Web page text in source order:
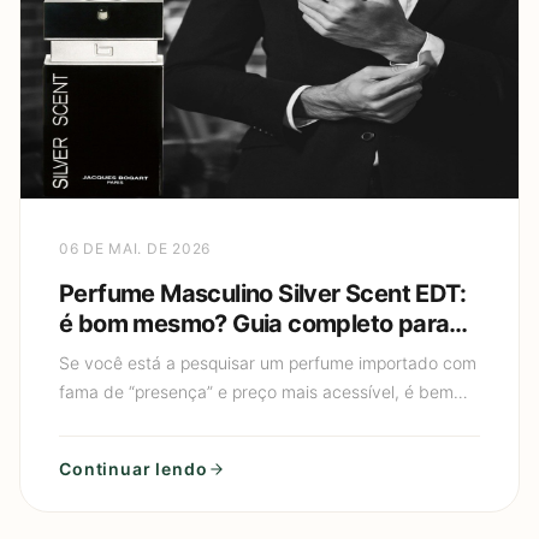
06 DE MAI. DE 2026
Perfume Masculino Silver Scent EDT:
é bom mesmo? Guia completo para
escolher e usar sem exagerar
Se você está a pesquisar um perfume importado com
fama de “presença” e preço mais acessível, é bem
Continuar lendo